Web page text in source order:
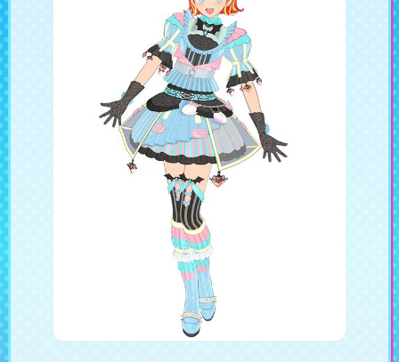
閉じる